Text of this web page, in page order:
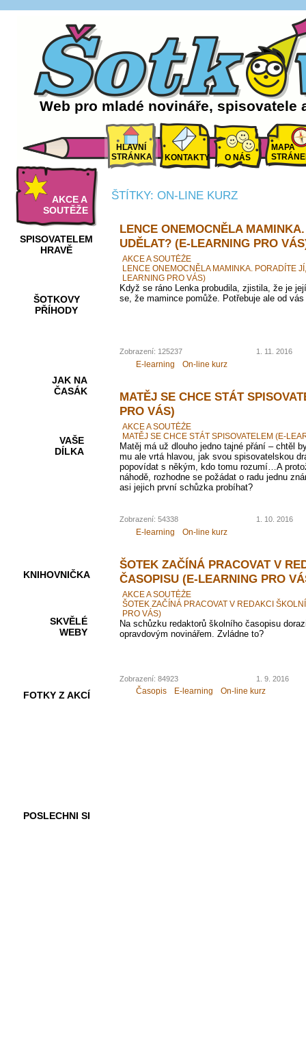
Web pro mladé novináře, spisovatele
HLAVNÍ
STRÁNKA
KONTAKTY O NÁS
MAPA
AKCE A
SOUTĚŽE
SPISOVATELEM
HRAVĚ
ŠOTKOVY
PŘÍHODY
JAK NA
ČASÁK
VAŠE
DÍLKA
KNIHOVNIČKA
SKVĚLÉ
WEBY
FOTKY Z AKCÍ
POSLECHNI SI
ŠTÍTKY: ON-LINE KURZ
LENCE ONEMOCNĚLA
UDĚLAT? (E-LEARNING PRO
AKCE A SOUTĚŽE
LENCE ONEMOCNĚLA MAMINKA. PORADÍTE
LEARNING PRO VÁS)
Když se ráno Lenka probudila, zjistila, že je
se, že mamince pomůže. Potřebuje ale od
Zobrazení: 125237 1. 11. 2016
E-learning On-line kurz
MATĚJ SE CHCE STÁT
PRO VÁS)
AKCE A SOUTĚŽE
MATĚJ SE CHCE STÁT SPISOVATELEM (E-
Matěj má už dlouho jedno tajné přání – chtěl
mu ale vrtá hlavou, jak svou spisovatelskou
popovídat s někým, kdo tomu rozumí…A
náhodě, rozhodne se požádat o radu jednu
asi jejich první schůzka probíhat?
Zobrazení: 54338 1. 10. 2016
E-learning On-line kurz
ŠOTEK ZAČÍNÁ PRACOVAT V
ČASOPISU (E-LEARNING PRO
AKCE A SOUTĚŽE
ŠOTEK ZAČÍNÁ PRACOVAT V REDAKCI
PRO VÁS)
Na schůzku redaktorů školního časopisu
opravdovým novinářem. Zvládne to?
Zobrazení: 84923 1. 9. 2016
Časopis E-learning On-line kurz